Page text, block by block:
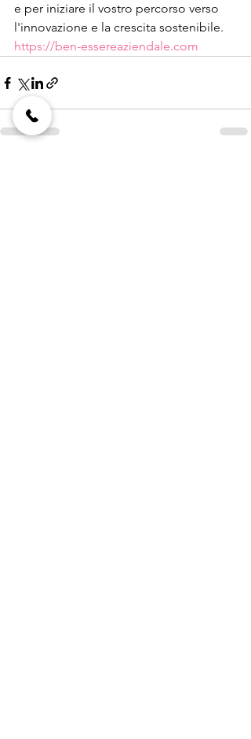
e per iniziare il vostro percorso verso
l'innovazione e la crescita sostenibile.
https://ben-essereaziendale.com